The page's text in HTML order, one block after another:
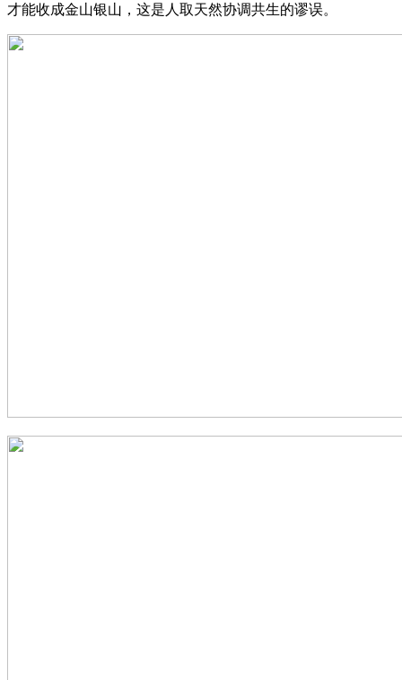
才能收成金山银山，这是人取天然协调共生的谬误。